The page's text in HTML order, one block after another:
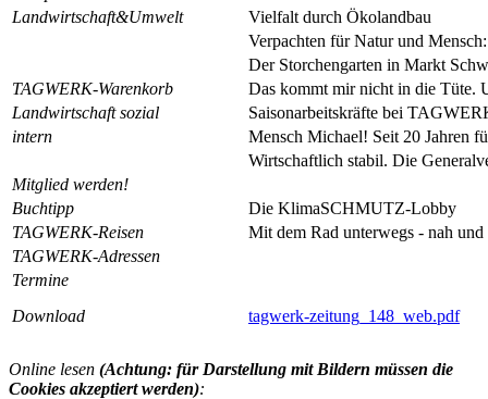
Landwirtschaft&Umwelt
Vielfalt durch Ökolandbau
Verpachten für Natur und
Der Storchengarten in Markt
TAGWERK-Warenkorb
Das kommt mir nicht in die Tüte.
Landwirtschaft sozial
Saisonarbeitskräfte bei
intern
Mensch Michael! Seit 20 Jahren
Wirtschaftlich stabil. Die
Mitglied werden!
Buchtipp
Die KlimaSCHMUTZ-Lobby
TAGWERK-Reisen
Mit dem Rad unterwegs - nah und
TAGWERK-Adressen
Termine
Download
tagwerk-zeitung_148_web.pdf
Online lesen (Achtung: für Darstellung mit Bildern müssen die
Cookies akzeptiert werden):